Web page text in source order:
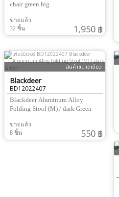
chair green big
ขายแล้ว
32 ชิ้น
1,950 ฿
สินค้าขนาดเดียว
Blackdeer
BD12022407
Blackdeer Aluminum Alloy
Folding Stool (M) / dark Green
ขายแล้ว
8 ชิ้น
550 ฿